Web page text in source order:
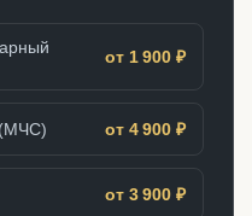
от 1 900 ₽
(МЧС) от 4 900 ₽
от 3 900 ₽